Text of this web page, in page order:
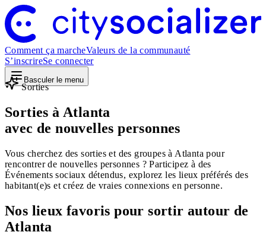
Comment ça marcheValeurs de la communauté
S’inscrireSe connecter
Basculer le menu
Sorties
Sorties à Atlanta
avec de nouvelles personnes
Vous cherchez des sorties et des groupes à Atlanta pour
rencontrer de nouvelles personnes ? Participez à des
Événements sociaux détendus, explorez les lieux préférés des
habitant(e)s et créez de vraies connexions en personne.
Nos lieux favoris pour sortir autour de
Atlanta